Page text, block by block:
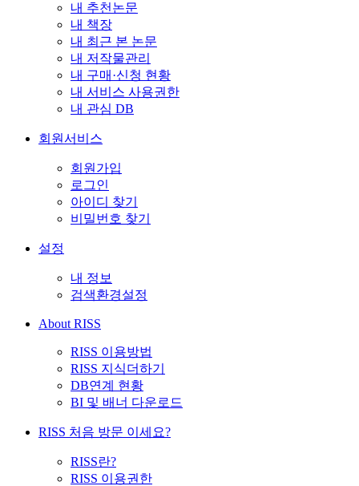
내 추천논문
내 책장
내 최근 본 논문
내 저작물관리
내 구매·신청 현황
내 서비스 사용권한
내 관심 DB
회원서비스
회원가입
로그인
아이디 찾기
비밀번호 찾기
설정
내 정보
검색환경설정
About RISS
RISS 이용방법
RISS 지식더하기
DB연계 현황
BI 및 배너 다운로드
RISS 처음 방문 이세요?
RISS란?
RISS 이용권한